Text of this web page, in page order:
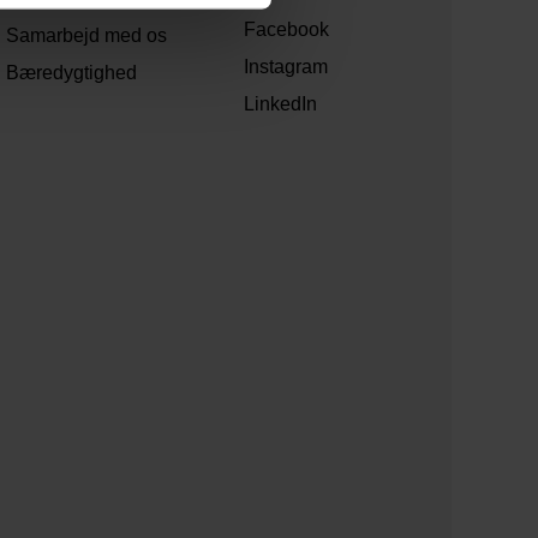
Samarbejd med os
Bæredygtighed
Facebook
Instagram
LinkedIn